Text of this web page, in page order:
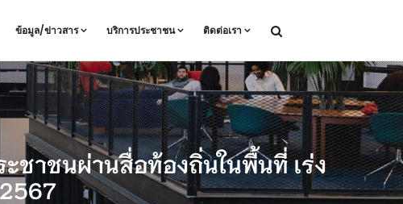
ข้อมูล/ข่าวสาร บริการประชาชน ติดต่อเรา
ชาชนผ่านสื่อท้องถิ่นในพื้นที่ เร่ง